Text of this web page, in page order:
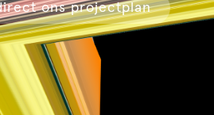
ons projectplan